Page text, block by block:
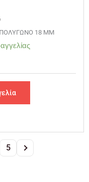
18 ΜΜ
5